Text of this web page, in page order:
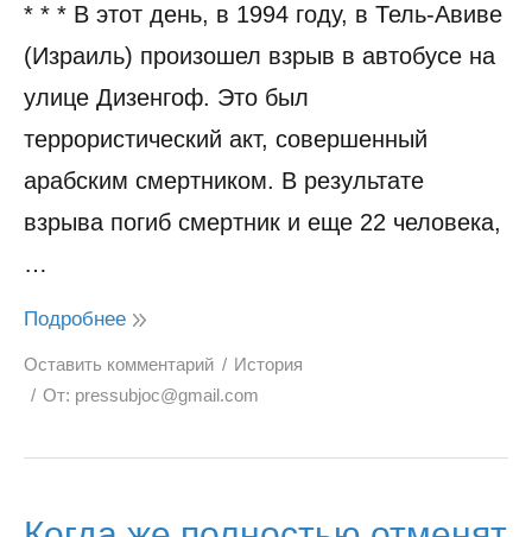
* * * В этот день, в 1994 году, в Тель-Авиве
(Израиль) произошел взрыв в автобусе на
улице Дизенгоф. Это был
террористический акт, совершенный
арабским смертником. В результате
взрыва погиб смертник и еще 22 человека,
…
Подробнее
Оставить комментарий
История
От: pressubjoc@gmail.com